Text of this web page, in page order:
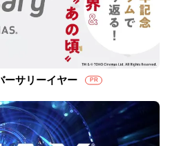
ーサリーイヤー PR